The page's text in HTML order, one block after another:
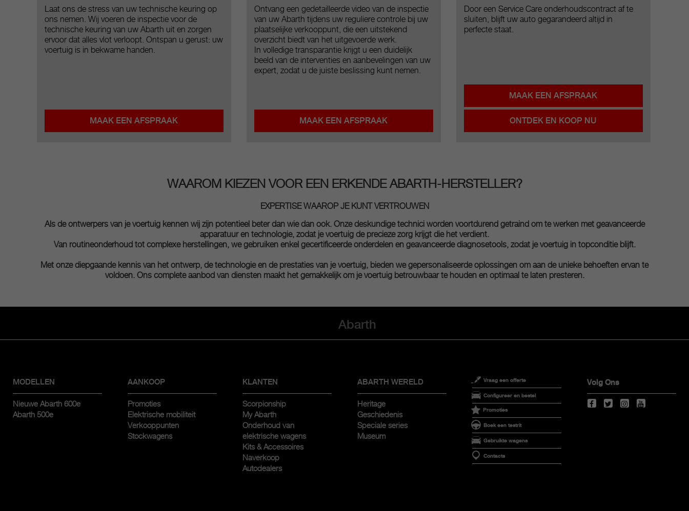
Laat ons de stress van uw technische keuring op
ons nemen. Wij voeren de inspectie voor de
technische keuring van uw Abarth uit en zorgen
ervoor dat alles vlot verloopt. Ontspan u gerust: uw
voertuig is in bekwame handen.
MAAK EEN AFSPRAAK
Ontvang een gedetailleerde video van de inspectie
van uw Abarth tijdens uw reguliere controle bij uw
plaatselijke verkooppunt, die een uitstekend
overzicht biedt van het uitgevoerde werk.
In volledige transparantie krijgt u een duidelijk
beeld van de interventies en aanbevelingen van uw
expert, zodat u de juiste beslissing kunt nemen.
MAAK EEN AFSPRAAK
Door een Service Care onderhoudscontract af te
sluiten, blijft uw auto gegarandeerd altijd in
perfecte staat.
MAAK EEN AFSPRAAK
ONTDEK EN KOOP NU
WAAROM KIEZEN VOOR EEN ERKENDE ABARTH-HERSTELLER?
EXPERTISE WAAROP JE KUNT VERTROUWEN
Als de ontwerpers van je voertuig kennen wij zijn potentieel beter dan wie dan ook. Onze deskundige technici worden voortdurend getraind om te werken met geavanceerde
apparatuur en technologie, zodat je voertuig de precieze zorg krijgt die het verdient.
Van routineonderhoud tot complexe herstellingen, we gebruiken enkel gecertificeerde onderdelen en geavanceerde diagnosetools, zodat je voertuig in topconditie blijft.
Met onze diepgaande kennis van het ontwerp, de technologie en de prestaties van je voertuig, bieden we gepersonaliseerde oplossingen om aan de unieke behoeften ervan te
voldoen. Ons complete aanbod van diensten maakt het gemakkelijk om je voertuig betrouwbaar te houden en optimaal te laten presteren.
Abarth
MODELLEN
Nieuwe Abarth 600e
Abarth 500e
AANKOOP
Promoties
Elektrische mobiliteit
Verkooppunten
Stockwagens
KLANTEN
Scorpionship
My Abarth
Onderhoud van
elektrische wagens
Kits & Accessoires
Naverkoop
Autodealers
ABARTH WERELD
Heritage
Geschiedenis
Speciale series
Museum
Vraag een offerte
Configureer en bestel
Promoties
Boek een testrit
Gebruikte wagens
Contacts
Volg Ons